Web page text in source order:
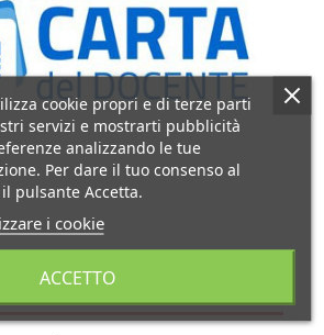
cookie propri e di terze parti
servizi e mostrarti pubblicità
analizzando le tue
Per dare il tuo consenso al
pulsante Accetta.
i cookie
ACCETTO